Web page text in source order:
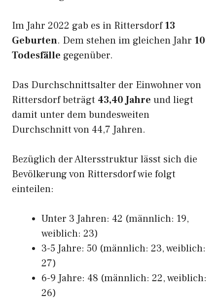
Im Jahr 2022 gab es in Rittersdorf13
Geburten. Dem stehen im gleichen Jahr 10
Todesfälle gegenüber.
Das Durchschnittsalter der Einwohner von
Rittersdorf beträgt 43,40 Jahre und liegt
damit unter dem bundesweiten
Durchschnitt von 44,7 Jahren.
Bezüglich der Altersstruktur lässt sich die
Bevölkerung von Rittersdorf wie folgt
einteilen:
Unter 3 Jahren: 42 (männlich: 19,
weiblich: 23)
3-5 Jahre: 50 (männlich: 23, weiblich:
27)
6-9 Jahre: 48 (männlich: 22, weiblich:
26)